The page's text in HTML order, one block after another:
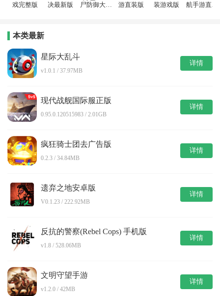
戏完整版
决最新版
尸防御大作
游直装版
装游戏版
航手游直装
本类最新
星际大乱斗
v1.0.1 / 37.97MB
详情
现代战舰国际服正版
0.95.0.120515983 / 2.01GB
详情
疯狂骑士团去广告版
0.2.3 / 34.84MB
详情
遗弃之地安卓版
V0.1.23 / 222.92MB
详情
反抗的警察(Rebel Cops) 手机版
v1.8 / 528.06MB
详情
文明守望手游
v1.2.0 / 42MB
详情